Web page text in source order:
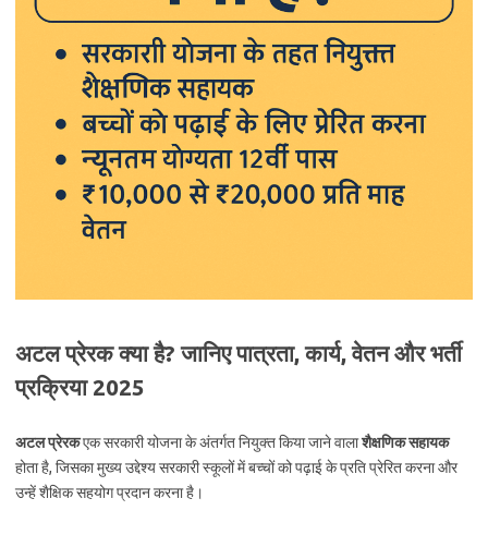
अटल प्रेरक क्या है? जानिए पात्रता, कार्य, वेतन और भर्ती
प्रक्रिया 2025
अटल प्रेरकएक सरकारी योजना के अंतर्गत नियुक्त किया जाने वालाशैक्षणिक सहायक
होता है, जिसका मुख्य उद्देश्य सरकारी स्कूलों में बच्चों को पढ़ाई के प्रति प्रेरित करना और
उन्हें शैक्षिक सहयोग प्रदान करना है।